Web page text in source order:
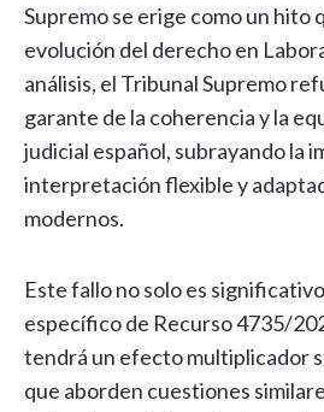
Supremo se erige como un hito
evolución del derecho en
análisis, el Tribunal Supremo
garante de la coherencia y la
judicial español, subrayando la
interpretación flexible y
modernos.
Este fallo no solo es
específico de Recurso 4735/
tendrá un efecto multiplicador
que aborden cuestiones